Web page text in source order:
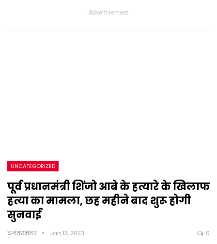
- Advertisement -
UNCATEGORIZED
पूर्व प्रधानमंत्री शिंजो आबे के हत्यारे के खिलाफ
हत्या का मामला, छह महीने बाद शुरू होगी
सुनवाई
दजंतरमंतर Jan 13, 2023 0